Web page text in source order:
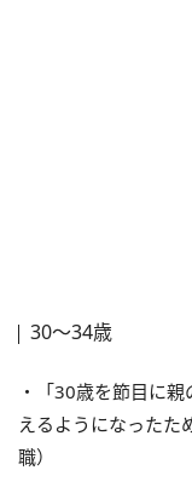
30～34歳
・「30歳を節目に
えるようになったた
職）